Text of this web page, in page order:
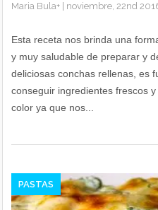
Maria Bula+ noviembre, 22nd
Esta receta nos brinda una
y muy saludable de preparar y
deliciosas conchas rellenas, es
conseguir ingredientes frescos
color ya que nos...
PASTAS